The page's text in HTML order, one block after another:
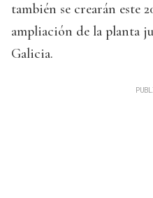
también se crearán este
ampliación de la planta
Galicia.